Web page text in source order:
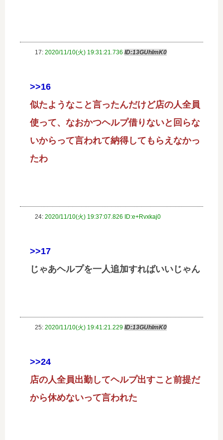
17: 2020/11/10(火) 19:31:21.736 ID:13GUhImK0
>>16
似たようなこと言ったんだけど店の人全員
使って、なおかつヘルプ借りないと回らな
いからって言われて納得してもらえなかっ
たわ
24: 2020/11/10(火) 19:37:07.826 ID:e+Rvxkaj0
>>17
じゃあヘルプを一人追加すればいいじゃん
25: 2020/11/10(火) 19:41:21.229 ID:13GUhImK0
>>24
店の人全員出勤してヘルプ出すこと前提だ
から休めないって言われた